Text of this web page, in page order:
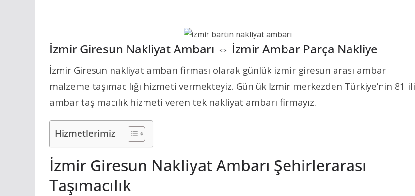
İzmir Giresun Nakliyat Ambarı ⇔ İzmir Ambar Parça Nakliye
İzmir Giresun nakliyat ambarı firması olarak günlük izmir giresun arası ambar
malzeme taşımacılığı hizmeti vermekteyiz. Günlük İzmir merkezden Türkiye’nin 81
ambar taşımacılık hizmeti veren tek nakliyat ambarı firmayız.
Hizmetlerimiz
İzmir Giresun Nakliyat Ambarı Şehirlerarası
Taşımacılık